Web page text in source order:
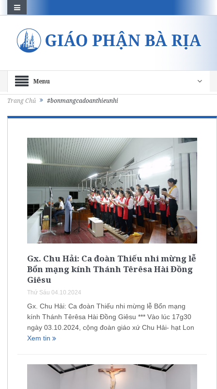
Menu
Trang Chủ #bonmangcadoanthieunhi
Gx. Chu Hải: Ca đoàn Thiếu nhi mừng lễ
Bổn mạng kính Thánh Têrêsa Hài Đồng
Giêsu
Thứ Sáu 04.10.2024
Gx. Chu Hải: Ca đoàn Thiếu nhi mừng lễ Bổn mạng
kính Thánh Têrêsa Hài Đồng Giêsu *** Vào lúc 17g30
ngày 03.10.2024, cộng đoàn giáo xứ Chu Hải- hạt Lon
Xem tin